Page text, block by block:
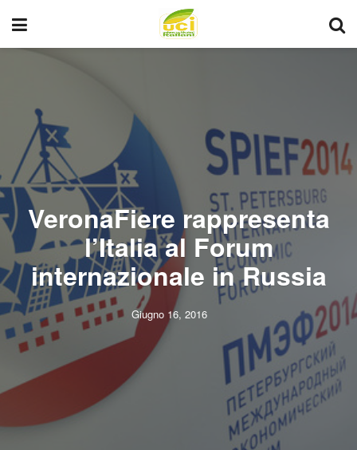
VeronaFiere rappresenta
l’Italia al Forum
internazionale in Russia
Giugno 16, 2016